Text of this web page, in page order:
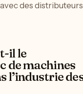
des distributeurs
il le
de machines
l’industrie